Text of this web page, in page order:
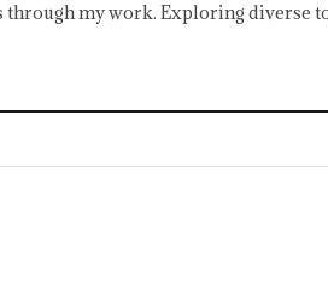
through my work. Exploring diverse